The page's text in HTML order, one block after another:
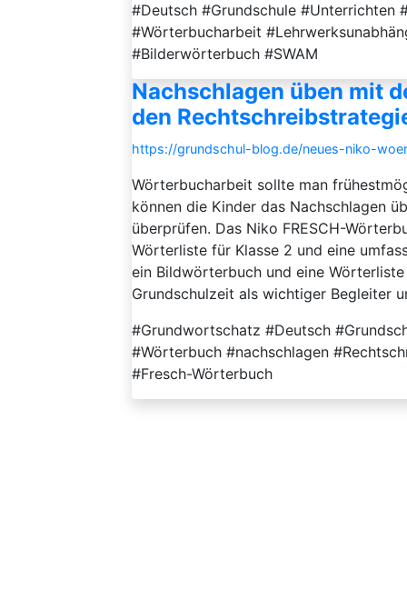
#Deutsch #Grundschule #Unterrichten
#Wörterbucharbeit
#Bilderwörterbuch #SWAM
Nachschlagen üben mit
den
https://grundschul-blog.de/neues-niko-
Wörterbucharbeit sollte man
können die Kinder das Nachschlagen
überprüfen. Das Niko FRESCH-
Wörterliste für Klasse 2 und eine
ein Bildwörterbuch und eine
Grundschulzeit als wichtiger Begleiter
#Grundwortschatz #Deutsch
#Wörterbuch #nachschlagen
#Fresch-Wörterbuch